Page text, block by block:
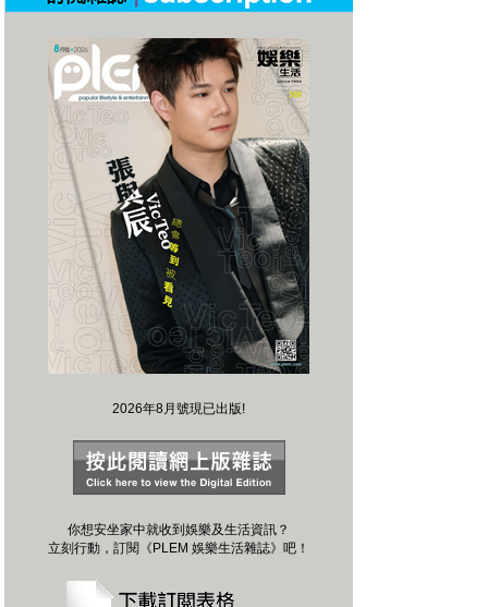
2026年8月號現已出版!
你想安坐家中就收到娛樂及生活資訊？
立刻行動，訂閱《PLEM 娛樂生活雜誌》吧！